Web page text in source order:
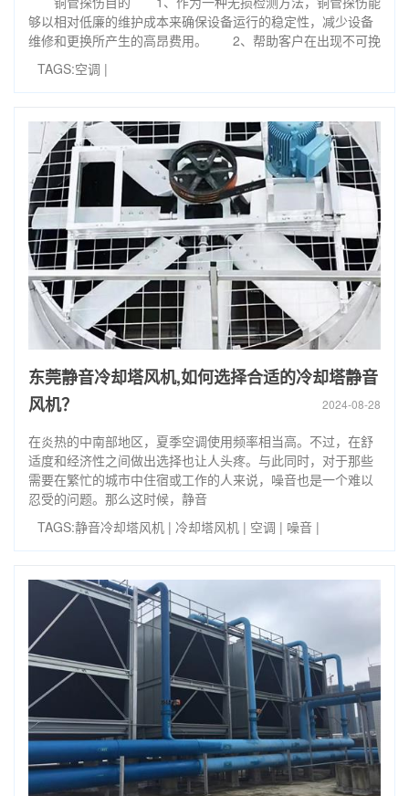
够以相对低廉的维护成本来确保设备运行的稳定性，减少设备
维修和更换所产生的高昂费用。 2、帮助客户在出现不可挽
TAGS:空调 |
东莞静音冷却塔风机,如何选择合适的冷却塔静音
风机？
2024-08-28
在炎热的中南部地区，夏季空调使用频率相当高。不过，在舒
适度和经济性之间做出选择也让人头疼。与此同时，对于那些
需要在繁忙的城市中住宿或工作的人来说，噪音也是一个难以
忍受的问题。那么这时候，静音
TAGS:静音冷却塔风机 | 冷却塔风机 | 空调 | 噪音 |